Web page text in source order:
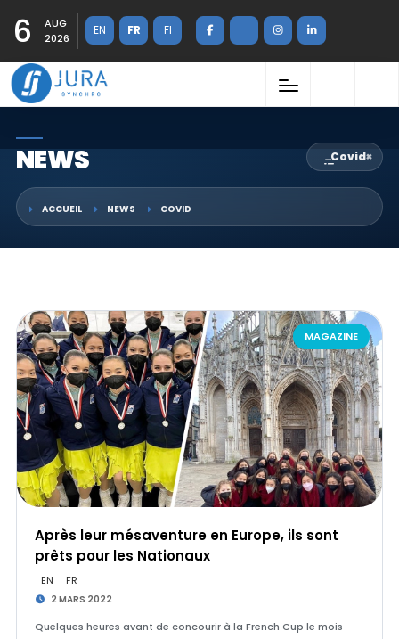
6
AUG
2026
EN FR FI
NEWS Covid×
ACCUEIL NEWS COVID
MAGAZINE
Après leur mésaventure en Europe, ils sont
prêts pour les Nationaux
EN FR
2 MARS 2022
Quelques heures avant de concourir à la French Cup le mois